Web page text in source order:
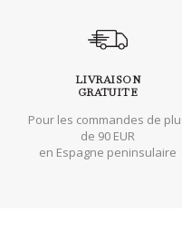
LIVRAISON
GRATUITE
Pour les commandes de
de 90 EUR
en Espagne peninsulaire